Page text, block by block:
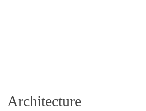
Architecture